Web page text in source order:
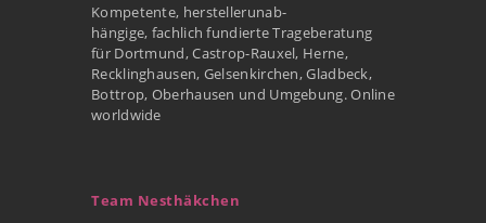
Kompetente, herstellerunab-
hängige, fachlich fundierte Trageberatung
für Dortmund, Castrop-Rauxel, Herne,
Recklinghausen, Gelsenkirchen, Gladbeck,
Bottrop, Oberhausen und Umgebung. Online
worldwide
Team Nesthäkchen